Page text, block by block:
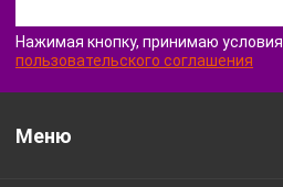
Нажимая кнопку, принимаю условия
пользовательского соглашения
Меню